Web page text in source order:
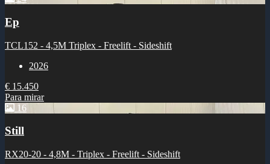
Ep
TCL152 - 4,5M Triplex - Freelift - Sideshift
2026
€ 15.450
Para mirar
16
Still
RX20-20 - 4,8M - Triplex - Freelift - Sideshift